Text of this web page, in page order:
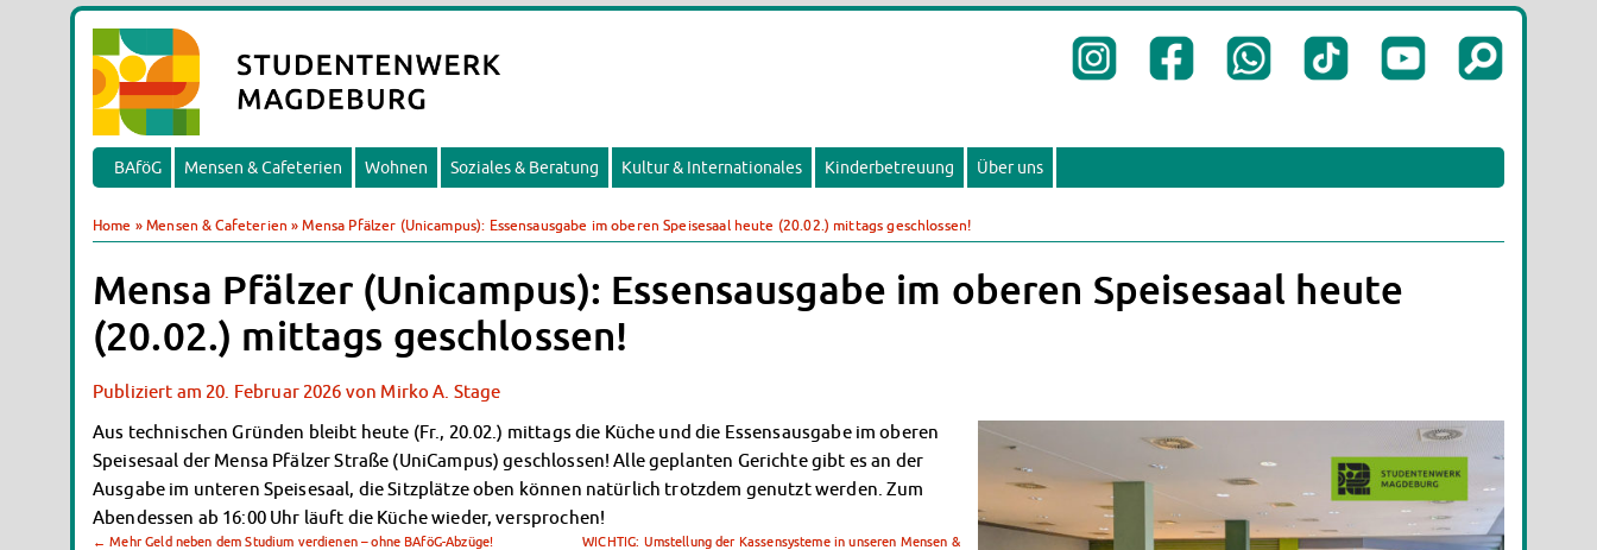
BAföG Mensen & Cafeterien Wohnen Soziales & Beratung Kultur & Internationales Kinderbetreuung Über uns
Home »Mensen & Cafeterien »Mensa Pfälzer (Unicampus): Essensausgabe im oberen Speisesaal heute (20.02.) mittags geschlossen!
Mensa Pfälzer (Unicampus): Essensausgabe im oberen Speisesaal heute
(20.02.) mittags geschlossen!
Publiziert am 20. Februar 2026 von Mirko A. Stage
Aus technischen Gründen bleibt heute (Fr., 20.02.) mittags die Küche und die Essensausgabe im oberen
Speisesaal der Mensa Pfälzer Straße (UniCampus) geschlossen! Alle geplanten Gerichte gibt es an der
Ausgabe im unteren Speisesaal, die Sitzplätze oben können natürlich trotzdem genutzt werden. Zum
Abendessen ab 16:00 Uhr läuft die Küche wieder, versprochen!
← Mehr Geld neben dem Studium verdienen – ohne BAföG-Abzüge!
WICHTIG: Umstellung der Kassensysteme in unseren Mensen &